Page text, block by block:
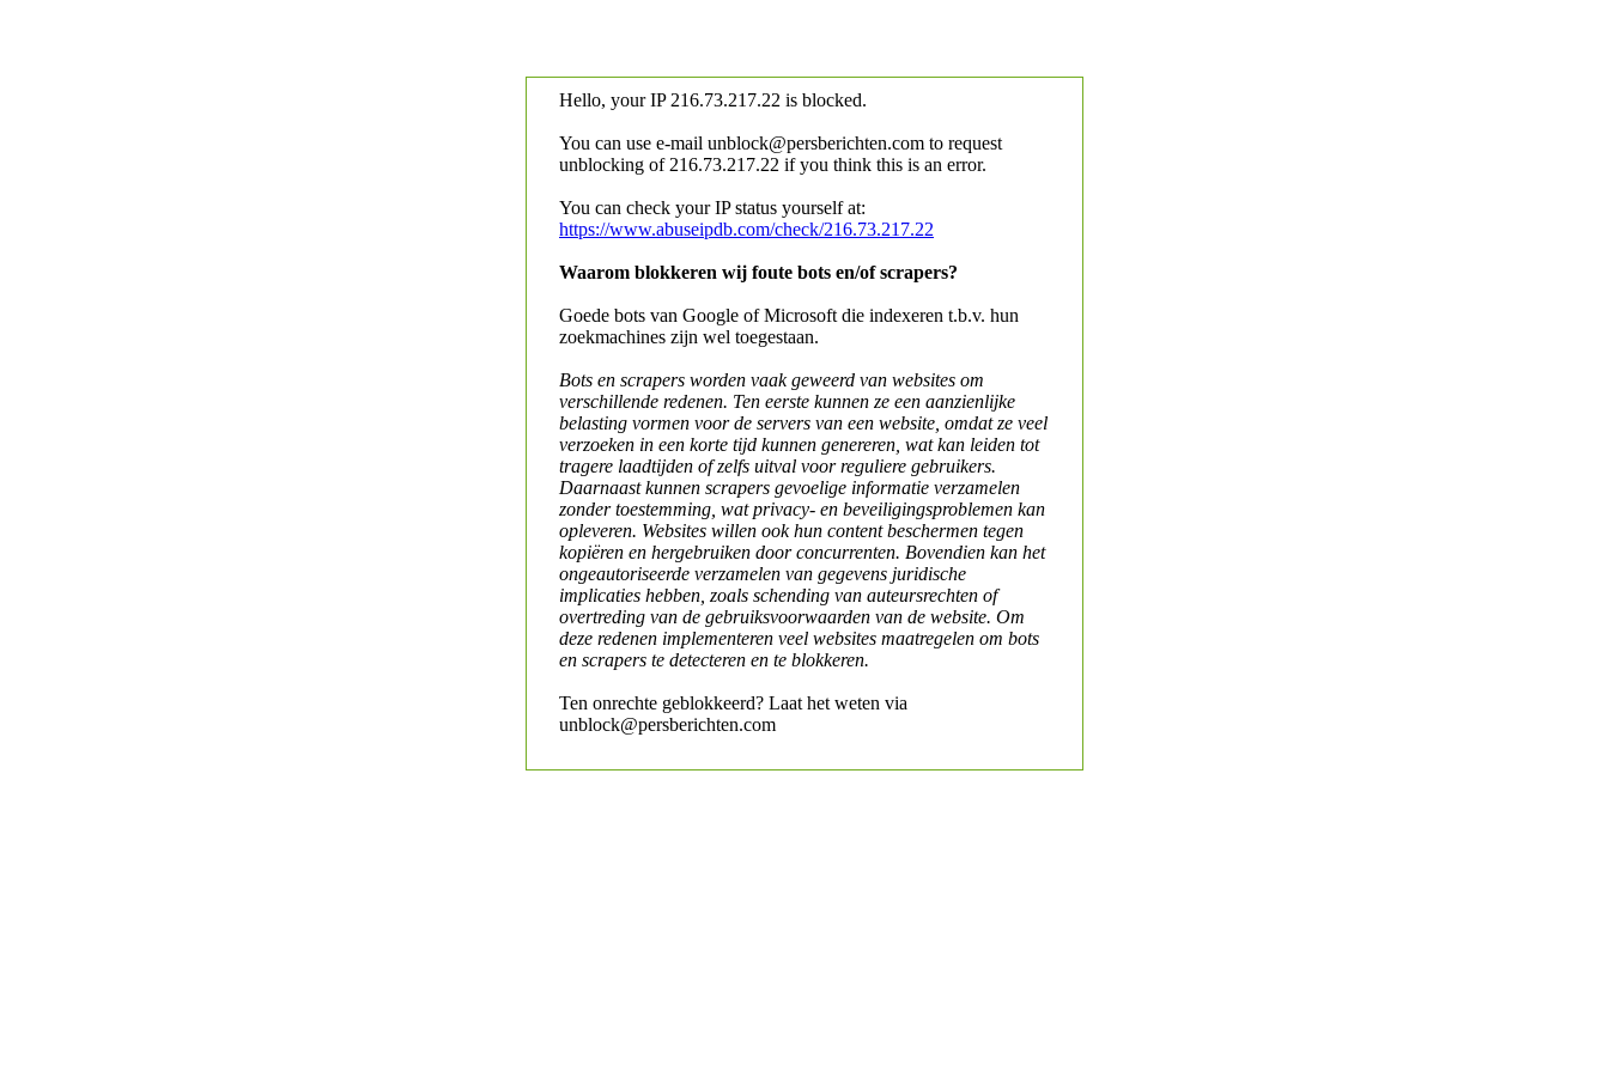
Hello, your IP 216.73.217.22 is blocked.
You can use e-mail unblock@persberichten.com to request
unblocking of 216.73.217.22 if you think this is an error.
You can check your IP status yourself at:
https://www.abuseipdb.com/check/216.73.217.22
Waarom blokkeren wij foute bots en/of scrapers?
Goede bots van Google of Microsoft die indexeren t.b.v. hun
zoekmachines zijn wel toegestaan.
Bots en scrapers worden vaak geweerd van websites om
verschillende redenen. Ten eerste kunnen ze een aanzienlijke
belasting vormen voor de servers van een website, omdat ze veel
verzoeken in een korte tijd kunnen genereren, wat kan leiden tot
tragere laadtijden of zelfs uitval voor reguliere gebruikers.
Daarnaast kunnen scrapers gevoelige informatie verzamelen
zonder toestemming, wat privacy- en beveiligingsproblemen kan
opleveren. Websites willen ook hun content beschermen tegen
kopiëren en hergebruiken door concurrenten. Bovendien kan het
ongeautoriseerde verzamelen van gegevens juridische
implicaties hebben, zoals schending van auteursrechten of
overtreding van de gebruiksvoorwaarden van de website. Om
deze redenen implementeren veel websites maatregelen om bots
en scrapers te detecteren en te blokkeren.
Ten onrechte geblokkeerd? Laat het weten via
unblock@persberichten.com